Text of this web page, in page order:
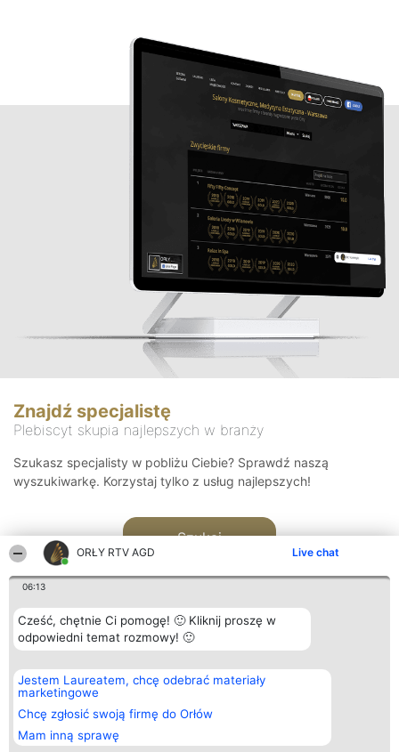
ORŁY RTV AGD Live chat
06:13
Cześć, chętnie Ci pomogę! 🙂 Kliknij proszę w
odpowiedni temat rozmowy! 🙂
Jestem Laureatem, chcę odebrać materiały
marketingowe
Chcę zgłosić swoją firmę do Orłów
Mam inną sprawę
Znajdź specjalistę
Plebiscyt skupia najlepszych w branży
Szukasz specjalisty w pobliżu Ciebie? Sprawdź naszą
wyszukiwarkę. Korzystaj tylko z usług najlepszych!
Szukaj
Organizator plebiscytu
Bright Side Solutions sp. z o.
o. sp. k.
ul. Ruska 22
Wrocław 50-079
KRS 0000749100 | Regon
381313360 | NIP 8943132676
Plebiscyt
Laureaci
wszystkich
Laureatów
Regulamin
Kontakt
Kontakt